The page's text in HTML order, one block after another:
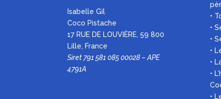
Isabelle Gil
Coco Pistache
17 RUE DE LOUVIÈRE, 59 800
Lille, France
Siret 791 581 085 00028 – APE
4791A
•
•
•
•
•
•
•